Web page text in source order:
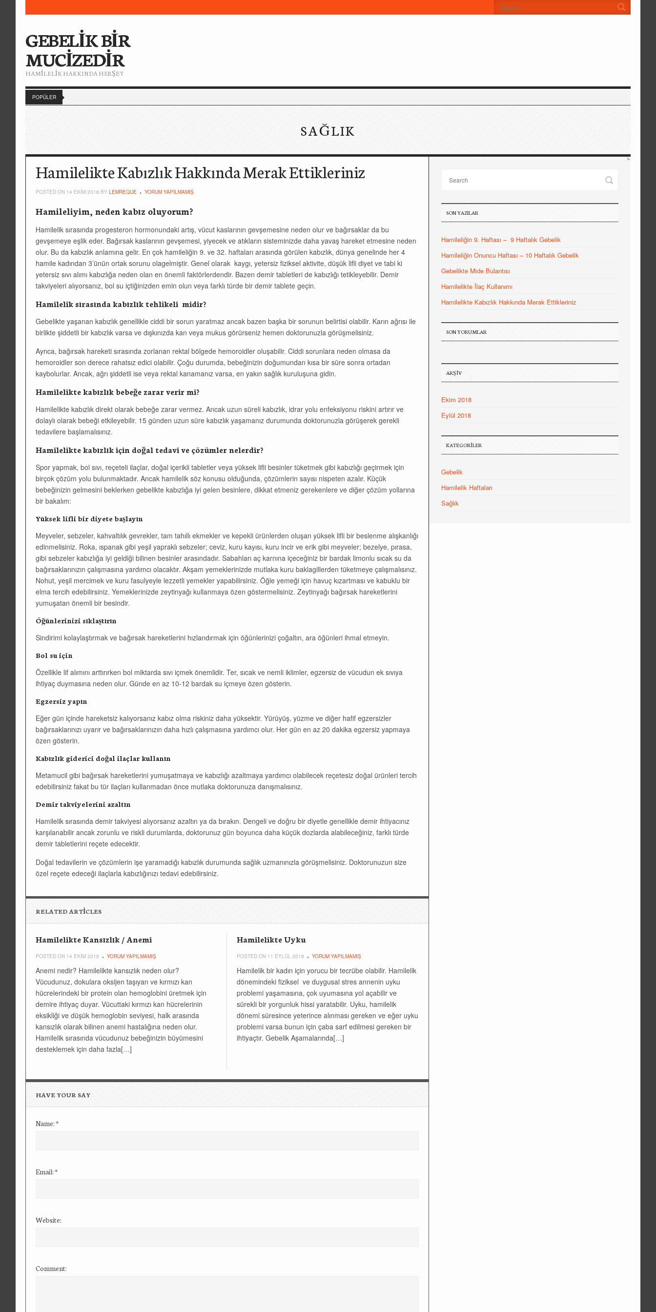
GEBELİK BİR
MUCİZEDİR
HAMİLELİK HAKKINDA HERŞEY
POPÜLER
SAĞLIK
Hamilelikte Kabızlık Hakkında Merak Ettikleriniz
POSTED ON 14 EKIM 2018 BY LEMREQUE YORUM YAPILMAMIŞ
Hamileliyim, neden kabız oluyorum?
Hamilelik sırasında progesteron hormonundaki artış, vücut kaslarının gevşemesine neden olur ve bağırsaklar da bu
gevşemeye eşlik eder. Bağırsak kaslarının gevşemesi, yiyecek ve atıkların sisteminizde daha yavaş hareket etmesine neden
olur. Bu da kabızlık anlamına gelir. En çok hamileliğin 9. ve 32. haftaları arasında görülen kabızlık, dünya genelinde her 4
hamile kadından 3’ünün ortak sorunu olagelmiştir. Genel olarak kaygı, yetersiz fiziksel aktivite, düşük lifli diyet ve tabi ki
yetersiz sıvı alımı kabızlığa neden olan en önemli faktörlerdendir. Bazen demir tabletleri de kabızlığı tetikleyebilir. Demir
takviyeleri alıyorsanız, bol su içtiğinizden emin olun veya farklı türde bir demir tablete geçin.
Hamilelik sırasında kabızlık tehlikeli midir?
Gebelikte yaşanan kabızlık genellikle ciddi bir sorun yaratmaz ancak bazen başka bir sorunun belirtisi olabilir. Karın ağrısı ile
birlikte şiddetli bir kabızlık varsa ve dışkınızda kan veya mukus görürseniz hemen doktorunuzla görüşmelisiniz.
Ayrıca, bağırsak hareketi sırasında zorlanan rektal bölgede hemoroidler oluşabilir. Ciddi sorunlara neden olmasa da
hemoroidler son derece rahatsız edici olabilir. Çoğu durumda, bebeğinizin doğumundan kısa bir süre sonra ortadan
kaybolurlar. Ancak, ağrı şiddetli ise veya rektal kanamanız varsa, en yakın sağlık kuruluşuna gidin.
Hamilelikte kabızlık bebeğe zarar verir mi?
Hamilelikte kabızlık direkt olarak bebeğe zarar vermez. Ancak uzun süreli kabızlık, idrar yolu enfeksiyonu riskini artırır ve
dolaylı olarak bebeği etkileyebilir. 15 günden uzun süre kabızlık yaşamanız durumunda doktorunuzla görüşerek gerekli
tedavilere başlamalısınız.
Hamilelikte kabızlık için doğal tedavi ve çözümler nelerdir?
Spor yapmak, bol sıvı, reçeteli ilaçlar, doğal içerikli tabletler veya yüksek lifli besinler tüketmek gibi kabızlığı geçirmek için
birçok çözüm yolu bulunmaktadır. Ancak hamilelik söz konusu olduğunda, çözümlerin sayısı nispeten azalır. Küçük
bebeğinizin gelmesini beklerken gebelikte kabızlığa iyi gelen besinlere, dikkat etmeniz gerekenlere ve diğer çözüm yollarına
bir bakalım:
Yüksek lifli bir diyete başlayın
Meyveler, sebzeler, kahvaltılık gevrekler, tam tahıllı ekmekler ve kepekli ürünlerden oluşan yüksek lifli bir beslenme alışkanlığı
edinmelisiniz. Roka, ıspanak gibi yeşil yapraklı sebzeler; ceviz, kuru kayısı, kuru incir ve erik gibi meyveler; bezelye, pırasa,
gibi sebzeler kabızlığa iyi geldiği bilinen besinler arasındadır. Sabahları aç karnına içeceğiniz bir bardak limonlu sıcak su da
bağırsaklarınızın çalışmasına yardımcı olacaktır. Akşam yemeklerinizde mutlaka kuru baklagillerden tüketmeye çalışmalısınız.
Nohut, yeşil mercimek ve kuru fasulyeyle lezzetli yemekler yapabilirsiniz. Öğle yemeği için havuç kızartması ve kabuklu bir
elma tercih edebilirsiniz. Yemeklerinizde zeytinyağı kullanmaya özen göstermelisiniz. Zeytinyağı bağırsak hareketlerini
yumuşatan önemli bir besindir.
Öğünlerinizi sıklaştırın
Sindirimi kolaylaştırmak ve bağırsak hareketlerini hızlandırmak için öğünlerinizi çoğaltın, ara öğünleri ihmal etmeyin.
Bol su için
Özellikle lif alımını arttırırken bol miktarda sıvı içmek önemlidir. Ter, sıcak ve nemli iklimler, egzersiz de vücudun ek sıvıya
ihtiyaç duymasına neden olur. Günde en az 10-12 bardak su içmeye özen gösterin.
Egzersiz yapın
Eğer gün içinde hareketsiz kalıyorsanız kabız olma riskiniz daha yüksektir. Yürüyüş, yüzme ve diğer hafif egzersizler
bağırsaklarınızı uyarır ve bağırsaklarınızın daha hızlı çalışmasına yardımcı olur. Her gün en az 20 dakika egzersiz yapmaya
özen gösterin.
Kabızlık giderici doğal ilaçlar kullanın
Metamucil gibi bağırsak hareketlerini yumuşatmaya ve kabızlığı azaltmaya yardımcı olabilecek reçetesiz doğal ürünleri tercih
edebilirsiniz fakat bu tür ilaçları kullanmadan önce mutlaka doktorunuza danışmalısınız.
Demir takviyelerini azaltın
Hamilelik sırasında demir takviyesi alıyorsanız azaltın ya da bırakın. Dengeli ve doğru bir diyetle genellikle demir ihtiyacınız
karşılanabilir ancak zorunlu ve riskli durumlarda, doktorunuz gün boyunca daha küçük dozlarda alabileceğiniz, farklı türde
demir tabletlerini reçete edecektir.
Doğal tedavilerin ve çözümlerin işe yaramadığı kabızlık durumunda sağlık uzmanınızla görüşmelisiniz. Doktorunuzun size
özel reçete edeceği ilaçlarla kabızlığınızı tedavi edebilirsiniz.
RELATED ARTICLES
Hamilelikte Kansızlık / Anemi
POSTED ON 14 EKIM 2018 YORUM YAPILMAMIŞ
Anemi nedir? Hamilelikte kansızlık neden olur?
Vücudunuz, dokulara oksijen taşıyan ve kırmızı kan
hücrelerindeki bir protein olan hemoglobini üretmek için
demire ihtiyaç duyar. Vücuttaki kırmızı kan hücrelerinin
eksikliği ve düşük hemoglobin seviyesi, halk arasında
kansızlık olarak bilinen anemi hastalığına neden olur.
Hamilelik sırasında vücudunuz bebeğinizin büyümesini
desteklemek için daha fazla[…]
Hamilelikte Uyku
POSTED ON 11 EYLÜL 2018 YORUM YAPILMAMIŞ
Hamilelik bir kadın için yorucu bir tecrübe olabilir. Hamilelik
dönemindeki fiziksel ve duygusal stres annenin uyku
problemi yaşamasına, çok uyumasına yol açabilir ve
sürekli bir yorgunluk hissi yaratabilir. Uyku, hamilelik
dönemi süresince yeterince alınması gereken ve eğer uyku
problemi varsa bunun için çaba sarf edilmesi gereken bir
ihtiyaçtır. Gebelik Aşamalarında[…]
HAVE YOUR SAY
Name:*
Email:*
Website:
Comment:
SON YAZILAR
Hamileliğin 9. Haftası – 9 Haftalık Gebelik
Hamileliğin Onuncu Haftası – 10 Haftalık Gebelik
Gebelikte Mide Bulantısı
Hamilelikte İlaç Kullanımı
Hamilelikte Kabızlık Hakkında Merak Ettikleriniz
SON YORUMLAR
ARŞIV
Ekim 2018
Eylül 2018
KATEGORILER
Gebelik
Hamilelik Haftaları
Sağlık